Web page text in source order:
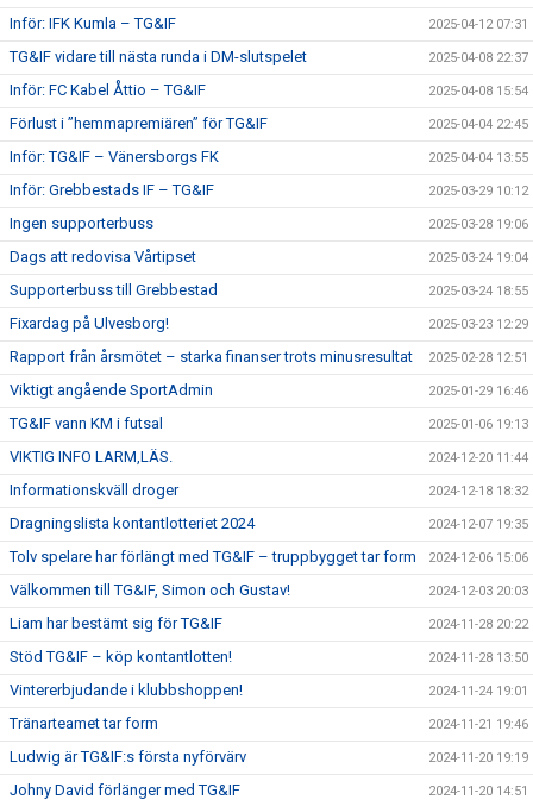
Inför: IFK Kumla – TG&IF 2025-04-12 07:31
TG&IF vidare till nästa runda i DM-slutspelet 2025-04-08 22:37
Inför: FC Kabel Åttio – TG&IF 2025-04-08 15:54
Förlust i ”hemmapremiären” för TG&IF 2025-04-04 22:45
Inför: TG&IF – Vänersborgs FK 2025-04-04 13:55
Inför: Grebbestads IF – TG&IF 2025-03-29 10:12
Ingen supporterbuss 2025-03-28 19:06
Dags att redovisa Vårtipset 2025-03-24 19:04
Supporterbuss till Grebbestad 2025-03-24 18:55
Fixardag på Ulvesborg! 2025-03-23 12:29
Rapport från årsmötet – starka finanser trots minusresultat 2025-02-28 12:51
Viktigt angående SportAdmin 2025-01-29 16:46
TG&IF vann KM i futsal 2025-01-06 19:13
VIKTIG INFO LARM,LÄS. 2024-12-20 11:44
Informationskväll droger 2024-12-18 18:32
Dragningslista kontantlotteriet 2024 2024-12-07 19:35
Tolv spelare har förlängt med TG&IF – truppbygget tar form 2024-12-06 15:06
Välkommen till TG&IF, Simon och Gustav! 2024-12-03 20:03
Liam har bestämt sig för TG&IF 2024-11-28 20:22
Stöd TG&IF – köp kontantlotten! 2024-11-28 13:50
Vintererbjudande i klubbshoppen! 2024-11-24 19:01
Tränarteamet tar form 2024-11-21 19:46
Ludwig är TG&IF:s första nyförvärv 2024-11-20 19:19
Johny David förlänger med TG&IF 2024-11-20 14:51